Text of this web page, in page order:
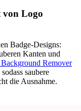
von Logo
Badge-Designs:
Kanten und
Remover
saubere
die Ausnahme.